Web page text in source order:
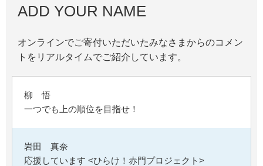
ADD YOUR NAME
オンラインでご寄付いただいたみなさまからのコメン
トをリアルタイムでご紹介しています。
柳 悟
一つでも上の順位を目指せ！
岩田 真奈
応援しています <ひらけ！赤門プロジェクト>